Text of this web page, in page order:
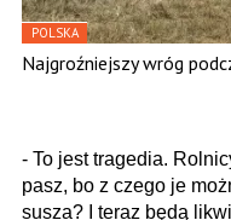
POLSKA
Najgroźniejszy wróg
- To jest tragedia.
pasz, bo z czego je
susza? I teraz będą